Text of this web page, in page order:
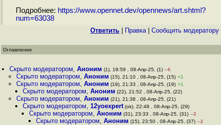
Подробнее: https://www.opennet.dev/opennews/art.shtml?
num=63038
Ответить Правка| Cообщить модератору
Оглавление
Скрыто модератором,Аноним (1), 19:59 , 08-Апр-25, (1) –6
Скрыто модератором, Аноним (15), 21:10 , 08-Апр-25, (15) +1
Скрыто модератором, Аноним (19), 21:33 , 08-Апр-25, (19) +1
Скрыто модератором, Аноним (22), 21:52 , 08-Апр-25, (22)
Скрыто модератором, Аноним (21), 21:38 , 08-Апр-25, (21)
Скрыто модератором, 12yoexpert(ok), 22:48 , 08-Апр-25, (29)
Скрыто модератором,Аноним (31), 23:33 , 08-Апр-25, (31) –2
Скрыто модератором, Аноним (15), 23:50 , 08-Апр-25, (37) –2